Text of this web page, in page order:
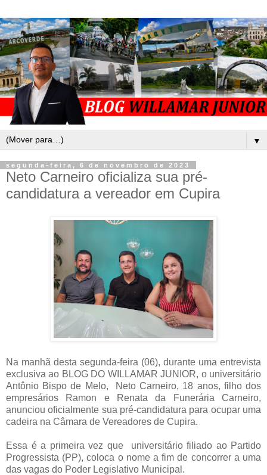
▼
segunda-feira, 6 de novembro de 2023
Neto Carneiro oficializa sua pré-
candidatura a vereador em Cupira
Na manhã desta segunda-feira (06), durante uma entrevista
exclusiva ao BLOG DO WILLAMAR JUNIOR, o universitário
Antônio Bispo de Melo, Neto Carneiro, 18 anos, filho dos
empresários Ramon e Renata da Funerária Carneiro,
anunciou oficialmente sua pré-candidatura para ocupar uma
cadeira na Câmara de Vereadores de Cupira.
Essa é a primeira vez que universitário filiado ao Partido
Progressista (PP), coloca o nome a fim de concorrer a uma
das vagas do Poder Legislativo Municipal.